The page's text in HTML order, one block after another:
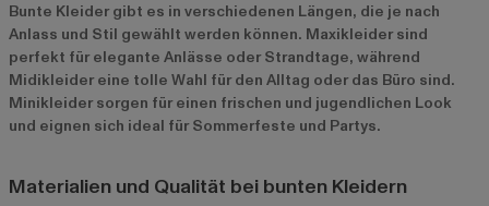
Bunte Kleider gibt es in verschiedenen Längen, die je nach
Anlass und Stil gewählt werden können. Maxikleider sind
perfekt für elegante Anlässe oder Strandtage, während
Midikleider eine tolle Wahl für den Alltag oder das Büro sind.
Minikleider sorgen für einen frischen und jugendlichen Look
und eignen sich ideal für Sommerfeste und Partys.
Materialien und Qualität bei bunten Kleidern